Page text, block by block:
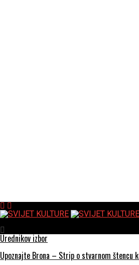
Urednikov izbor
Upoznajte Brona – Strip o stvarnom štencu